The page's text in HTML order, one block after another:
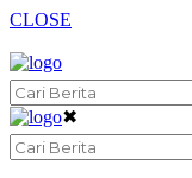
CLOSE
✖